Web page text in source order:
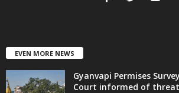
EVEN MORE NEWS
Gyanvapi Permises
Court informed of